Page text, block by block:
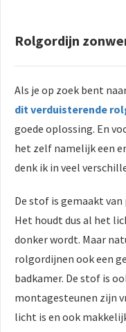
Rolgordijn
Als je op zoek bent
dit verduisterende
goede oplossing. En
het zelf namelijk een
denk ik in veel
De stof is gemaakt
Het houdt dus al het
donker wordt. Maar
rolgordijnen ook een
badkamer. De stof is
montagesteunen zijn
licht is en ook